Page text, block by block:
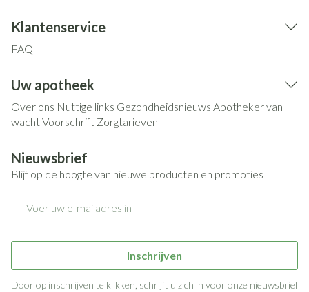
Klantenservice
FAQ
Uw apotheek
Over ons Nuttige links Gezondheidsnieuws Apotheker van
wachtVoorschrift Zorgtarieven
Nieuwsbrief
Blijf op de hoogte van nieuwe producten en promoties
Inschrijven
Door op inschrijven te klikken, schrijft u zich in voor onze nieuwsbrief